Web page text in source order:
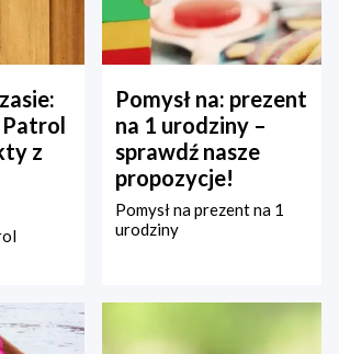
Patrol
z
Pomysł na: prezent
na 1 urodziny –
sprawdź nasze
propozycje!
Pomysł na prezent na 1
urodziny